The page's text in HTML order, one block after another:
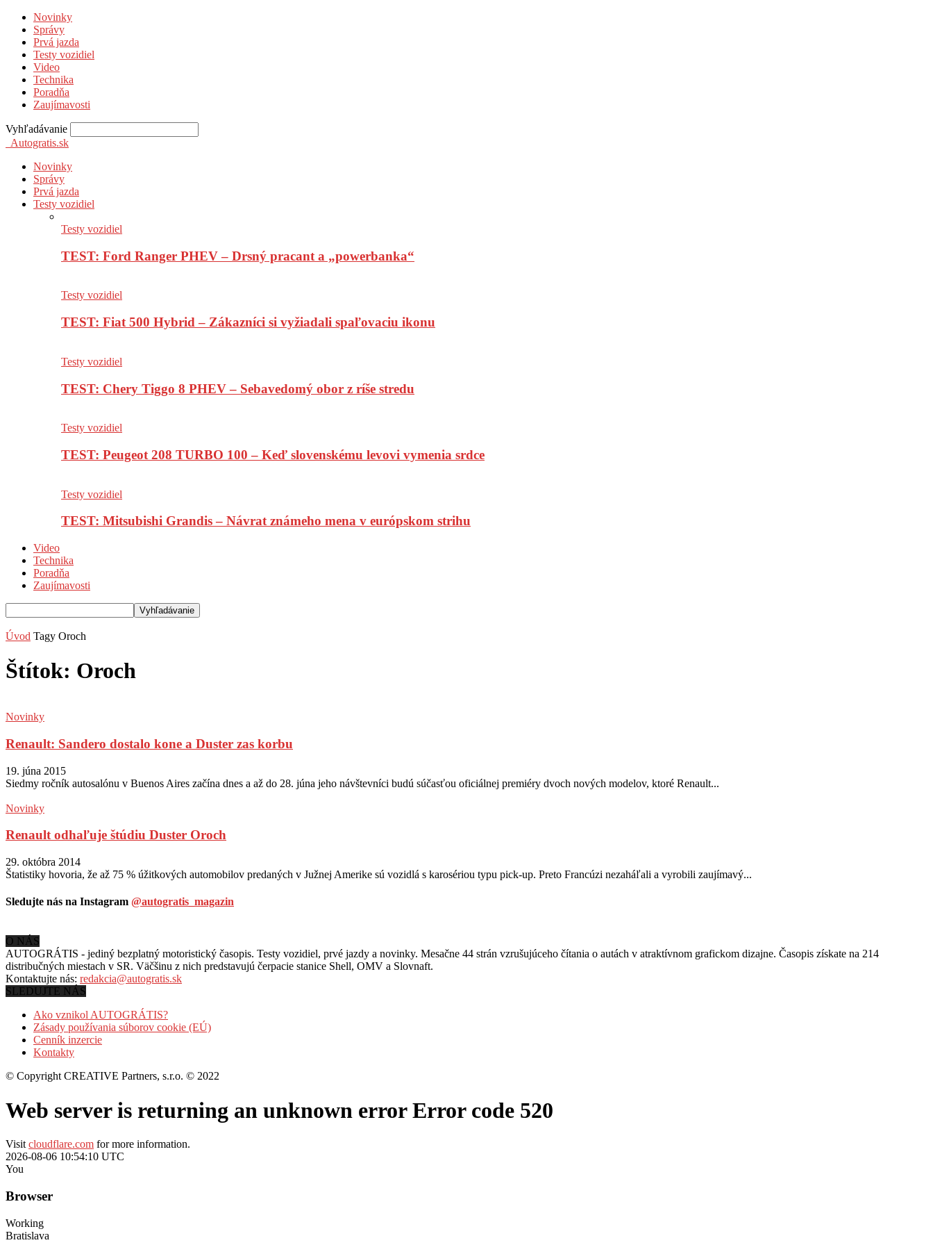
Novinky
Správy
Prvá jazda
Testy vozidiel
Video
Technika
Poradňa
Zaujímavosti
Vyhľadávanie
Autogratis.sk
Novinky
Správy
Prvá jazda
Testy vozidiel
Testy vozidiel
TEST: Ford Ranger PHEV – Drsný pracant a „powerbanka“
Testy vozidiel
TEST: Fiat 500 Hybrid – Zákazníci si vyžiadali spaľovaciu ikonu
Testy vozidiel
TEST: Chery Tiggo 8 PHEV – Sebavedomý obor z ríše stredu
Testy vozidiel
TEST: Peugeot 208 TURBO 100 – Keď slovenskému levovi vymenia srdce
Testy vozidiel
TEST: Mitsubishi Grandis – Návrat známeho mena v európskom strihu
Video
Technika
Poradňa
Zaujímavosti
Úvod Tagy Oroch
Štítok: Oroch
Novinky
Renault: Sandero dostalo kone a Duster zas korbu
19. júna 2015
Siedmy ročník autosalónu v Buenos Aires začína dnes a až do 28. júna jeho návštevníci budú súčasťou oficiálnej premiéry dvoch nových modelov, ktoré Renault...
Novinky
Renault odhaľuje štúdiu Duster Oroch
29. októbra 2014
Štatistiky hovoria, že až 75 % úžitkových automobilov predaných v Južnej Amerike sú vozidlá s karosériou typu pick-up. Preto Francúzi nezaháľali a vyrobili zaujímavý...
Sledujte nás na Instagram @autogratis_magazin
O NÁS
AUTOGRÁTIS - jediný bezplatný motoristický časopis. Testy vozidiel, prvé jazdy a novinky. Mesačne 44 strán vzrušujúceho čítania o autách v atraktívnom grafickom dizajne. Časopis získate na 214
distribučných miestach v SR. Väčšinu z nich predstavujú čerpacie stanice Shell, OMV a Slovnaft.
Kontaktujte nás: redakcia@autogratis.sk
SLEDUJTE NÁS
Ako vznikol AUTOGRÁTIS?
Zásady používania súborov cookie (EÚ)
Cenník inzercie
Kontakty
© Copyright CREATIVE Partners, s.r.o. © 2022
Web server is returning an unknown error Error code 520
Visit cloudflare.com for more information.
2026-08-06 10:54:10 UTC
You
Browser
Working
Bratislava